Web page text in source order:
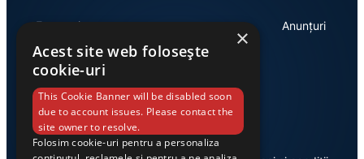
Economie Anunțuri
Link-uri utile
×
Acest site web folosește
cookie-uri
This Cookie Banner will be disabled soon
due to account issues. Please contact the
site owner to resolve.
Folosim cookie-uri pentru a personaliza